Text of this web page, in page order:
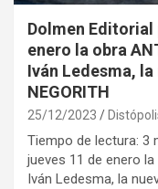
Dolmen Editorial
enero la obra
Iván Ledesma,
NEGORITH
25/12/2023
Tiempo de lectura: 3
jueves 11 de enero la
Iván Ledesma, la